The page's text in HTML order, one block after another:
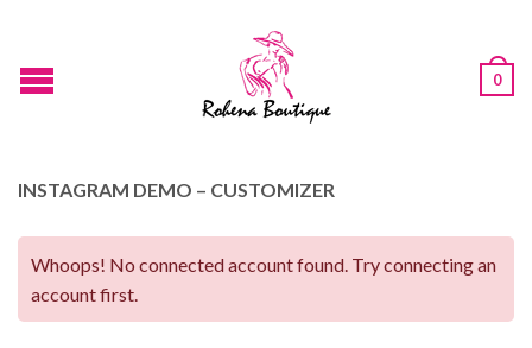
0
INSTAGRAM DEMO – CUSTOMIZER
Whoops! No connected account found. Try connecting an
account first.